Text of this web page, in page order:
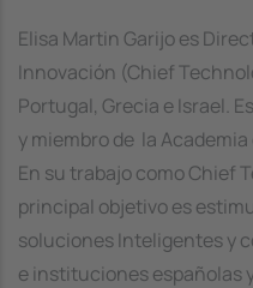
Elisa Martin Garijo es
Innovación (Chief
Portugal, Grecia e Israel.
y miembro de la Academia
En su trabajo como Chief
principal objetivo es
soluciones Inteligentes y
e instituciones españolas